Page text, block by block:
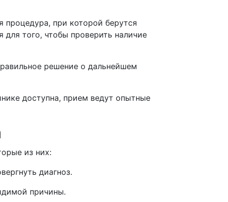
при которой берутся
того, чтобы проверить наличие
решение о дальнейшем
доступна, прием ведут опытные
из них:
диагноз.
причины.